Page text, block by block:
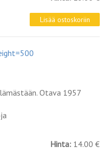
Otava 1957
Hinta: 14.00 €